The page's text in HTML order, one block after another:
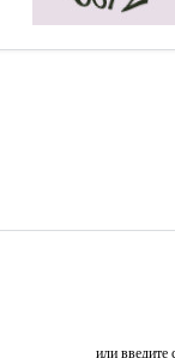
или введите